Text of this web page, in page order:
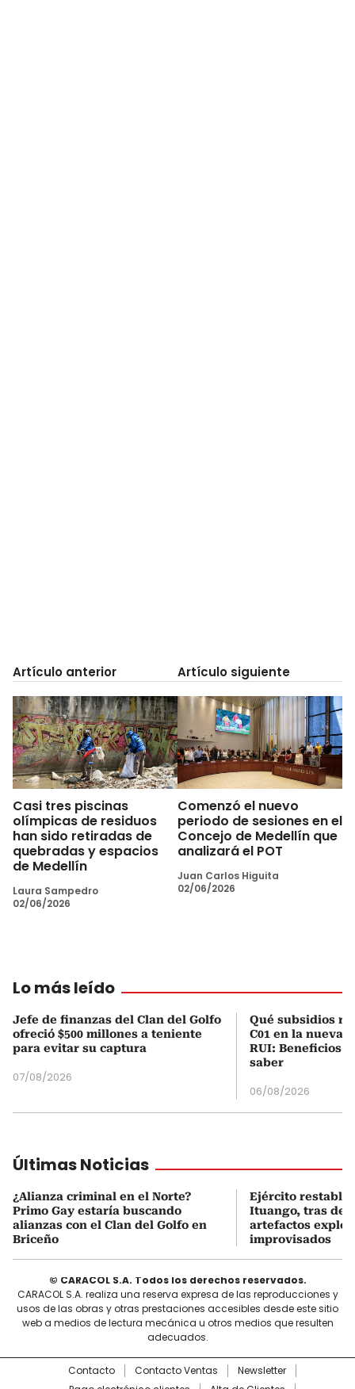
Artículo anterior
Casi tres piscinas
olímpicas de residuos
han sido retiradas de
quebradas y espacios
de Medellín
Laura Sampedro
02/06/2026
Artículo siguiente
Comenzó el nuevo
periodo de sesiones en el
Concejo de Medellín que
analizará el POT
Juan Carlos Higuita
02/06/2026
Lo más leído
Jefe de finanzas del Clan del Golfo
ofreció $500 millones a teniente
para evitar su captura
07/08/2026
Qué subsidios
C01 en la nueva
RUI: Beneficios
saber
06/08/2026
Últimas Noticias
¿Alianza criminal en el Norte?
Primo Gay estaría buscando
alianzas con el Clan del Golfo en
Briceño
Ejército
Ituango, tras
artefactos
improvisados
© CARACOL S.A. Todos los derechos reservados.
CARACOL S.A. realiza una reserva expresa de las reproducciones y
usos de las obras y otras prestaciones accesibles desde este sitio
web a medios de lectura mecánica u otros medios que resulten
adecuados.
Contacto Contacto Ventas
Newsletter